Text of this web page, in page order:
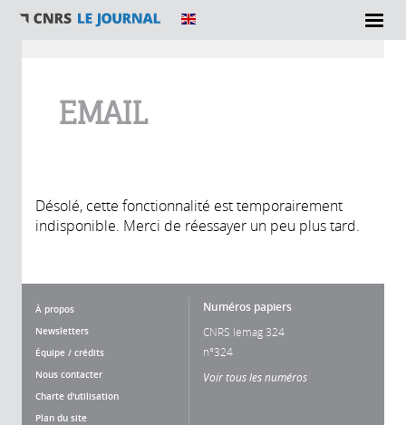
EMAIL
Désolé, cette fonctionnalité est temporairement
indisponible. Merci de réessayer un peu plus tard.
À propos
Newsletters
Équipe / crédits
Nous contacter
Charte d'utilisation
Plan du site
Numéros papiers
CNRS lemag 324
n°324
Voir tous les numéros